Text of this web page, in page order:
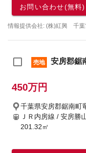
お問い合わせ(無料)
情報提供会社: (株)紅興 千葉
売地 安房郡鋸
450万円
千葉県安房郡鋸南町
ＪＲ内房線 / 安房勝
201.32㎡